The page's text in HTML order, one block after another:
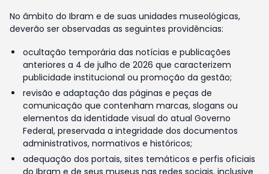
No âmbito do Ibram e de suas unidades museológicas,
deverão ser observadas as seguintes providências:
ocultação temporária das notícias e publicações
anteriores a 4 de julho de 2026 que caracterizem
publicidade institucional ou promoção da gestão;
revisão e adaptação das páginas e peças de
comunicação que contenham marcas, slogans ou
elementos da identidade visual do atual Governo
Federal, preservada a integridade dos documentos
administrativos, normativos e históricos;
adequação dos portais, sites temáticos e perfis oficiais